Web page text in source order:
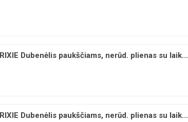
Dubenėlis paukščiams, nerūd. plienas su laik...
Dubenėlis paukščiams, nerūd. plienas su laik...